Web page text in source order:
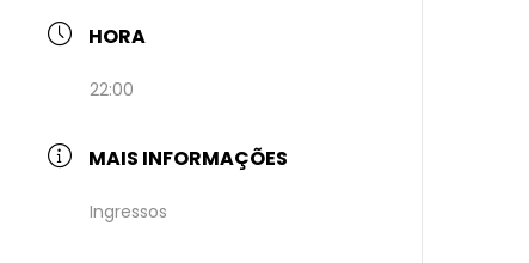
HORA
22:00
MAIS INFORMAÇÕES
Ingressos